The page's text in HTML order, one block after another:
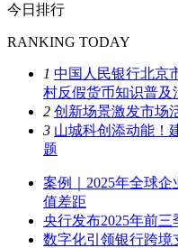
今日排行
RANKING TODAY
1 中国人民银行北京
村反假货币知识普及
2 创新场景激发市场
3 山城科创添动能！
题
案例｜2025年全球
值差距
央行发布2025年前
数字化引领银行跨境